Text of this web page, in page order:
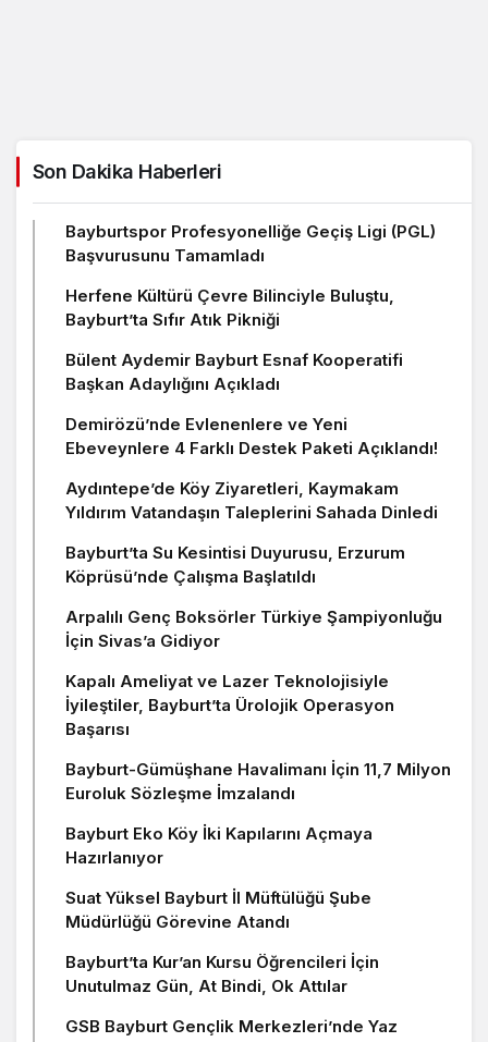
Son Dakika Haberleri
Bayburtspor Profesyonelliğe Geçiş Ligi (PGL)
Başvurusunu Tamamladı
Herfene Kültürü Çevre Bilinciyle Buluştu,
Bayburt’ta Sıfır Atık Pikniği
Bülent Aydemir Bayburt Esnaf Kooperatifi
Başkan Adaylığını Açıkladı
Demirözü’nde Evlenenlere ve Yeni
Ebeveynlere 4 Farklı Destek Paketi Açıklandı!
Aydıntepe’de Köy Ziyaretleri, Kaymakam
Yıldırım Vatandaşın Taleplerini Sahada Dinledi
Bayburt’ta Su Kesintisi Duyurusu, Erzurum
Köprüsü’nde Çalışma Başlatıldı
Arpalılı Genç Boksörler Türkiye Şampiyonluğu
İçin Sivas’a Gidiyor
Kapalı Ameliyat ve Lazer Teknolojisiyle
İyileştiler, Bayburt’ta Ürolojik Operasyon
Başarısı
Bayburt-Gümüşhane Havalimanı İçin 11,7 Milyon
Euroluk Sözleşme İmzalandı
Bayburt Eko Köy İki Kapılarını Açmaya
Hazırlanıyor
Suat Yüksel Bayburt İl Müftülüğü Şube
Müdürlüğü Görevine Atandı
Bayburt’ta Kur’an Kursu Öğrencileri İçin
Unutulmaz Gün, At Bindi, Ok Attılar
GSB Bayburt Gençlik Merkezleri’nde Yaz